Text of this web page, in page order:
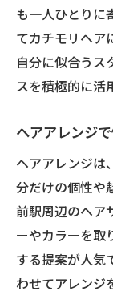
も一人ひとりに
てカチモリヘア
自分に似合うス
スを積極的に活
ヘアアレンジ
ヘアアレンジは
分だけの個性や
前駅周辺のヘア
ーやカラーを取
する提案が人気
わせてアレンジ